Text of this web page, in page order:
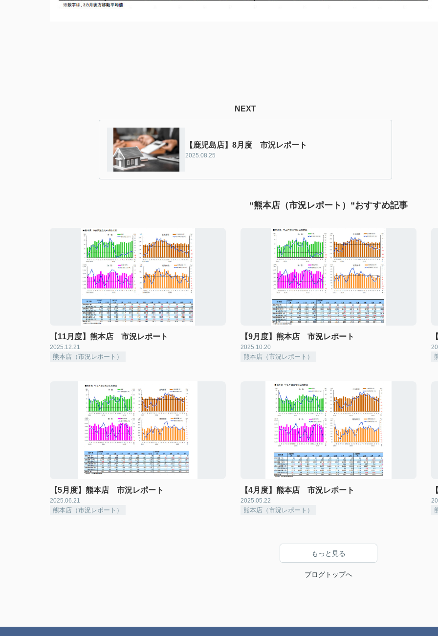
NEXT
【鹿児島店】8月度 市況レポート
2025.08.25
”熊本店（市況レポート）”おすすめ記事
【11月度】熊本店 市況レポート
2025.12.21
熊本店（市況レポート）
【9月度】熊本店 市況レポート
2025.10.20
熊本店（市況レポート）
【5月度】熊本店 市況レポート
2025.06.21
熊本店（市況レポート）
【4月度】熊本店 市況レポート
2025.05.22
熊本店（市況レポート）
もっと見る
ブログトップへ